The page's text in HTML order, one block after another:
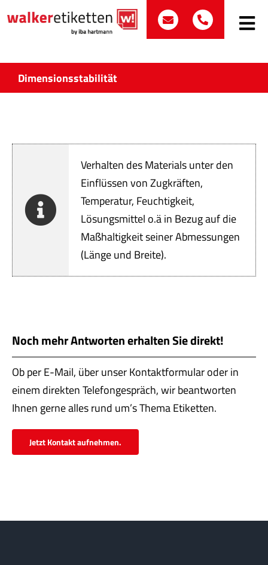
Inhalt
post@walker-
+49Toggle
Dimensionsstabilität
Verhalten des Materials unter den
Einflüssen von Zugkräften,
Temperatur, Feuchtigkeit,
Lösungsmittel o.ä in Bezug auf die
Maßhaltigkeit seiner Abmessungen
(Länge und Breite).
Noch mehr Antworten erhalten Sie direkt!
Ob per E-Mail, über unser Kontaktformular oder in
einem direkten Telefongespräch, wir beantworten
Ihnen gerne alles rund um’s Thema Etiketten.
Jetzt Kontakt aufnehmen.